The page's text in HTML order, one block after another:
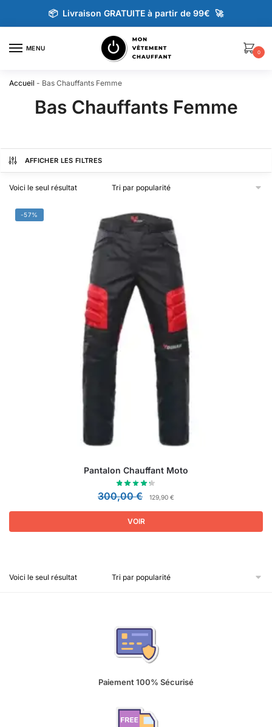
📦 Livraison GRATUITE à partir de 99€ 🚀
MENU
0
Accueil - Bas Chauffants Femme
Bas Chauffants Femme
AFFICHER LES FILTRES
Voici le seul résultat
-57%
Pantalon Chauffant Moto
300,00€ 129,90 €
VOIR
Voici le seul résultat
Paiement 100% Sécurisé